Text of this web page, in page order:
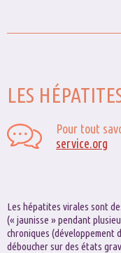
LES
Pour tout
service.org
Les hépatites virales sont
(« jaunisse » pendant
chroniques (développement
déboucher sur des états